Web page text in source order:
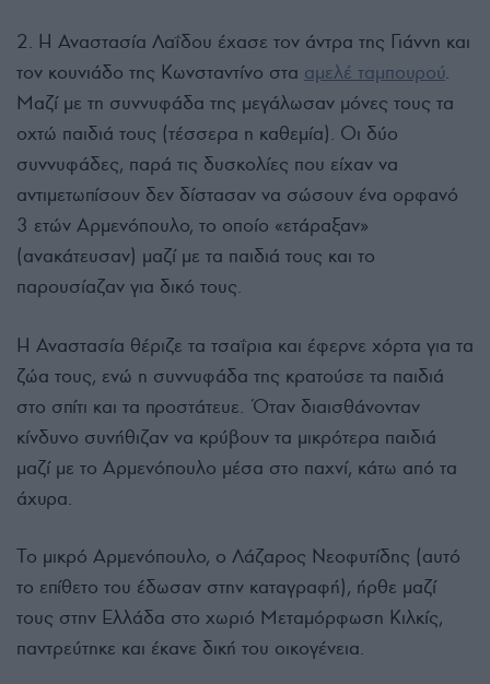
2. Η Αναστασία Λαΐδου έχασε τον άντρα της Γιάννη και
τον κουνιάδο της Κωνσταντίνο στα αμελέ ταμπουρού.
Μαζί με τη συννυφάδα της μεγάλωσαν μόνες τους τα
οχτώ παιδιά τους (τέσσερα η καθεμία). Οι δύο
συννυφάδες, παρά τις δυσκολίες που είχαν να
αντιμετωπίσουν δεν δίστασαν να σώσουν ένα ορφανό
3 ετών Αρμενόπουλο, το οποίο «ετάραξαν»
(ανακάτευσαν) μαζί με τα παιδιά τους και το
παρουσίαζαν για δικό τους.
Η Αναστασία θέριζε τα τσαΐρια και έφερνε χόρτα για τα
ζώα τους, ενώ η συννυφάδα της κρατούσε τα παιδιά
στο σπίτι και τα προστάτευε. Όταν διαισθάνονταν
κίνδυνο συνήθιζαν να κρύβουν τα μικρότερα παιδιά
μαζί με το Αρμενόπουλο μέσα στο παχνί, κάτω από τα
άχυρα.
Το μικρό Αρμενόπουλο, ο Λάζαρος Νεοφυτίδης (αυτό
το επίθετο του έδωσαν στην καταγραφή), ήρθε μαζί
τους στην Ελλάδα στο χωριό Μεταμόρφωση Κιλκίς,
παντρεύτηκε και έκανε δική του οικογένεια.